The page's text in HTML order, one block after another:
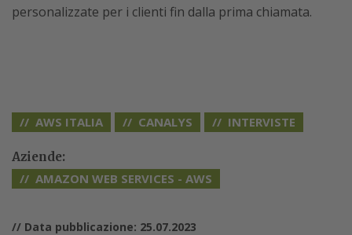
personalizzate per i clienti fin dalla prima chiamata.
AWS ITALIA CANALYS INTERVISTE
Aziende:
AMAZON WEB SERVICES - AWS
// Data pubblicazione: 25.07.2023